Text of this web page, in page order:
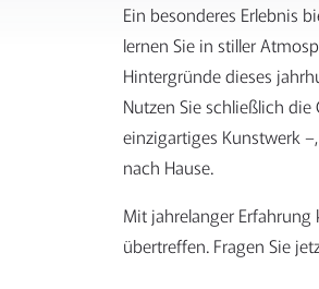
Ein besonderes Erlebnis
lernen Sie in stiller
Hintergründe dieses
Nutzen Sie schließlich
einzigartiges Kunstwerk
nach Hause.
Mit jahrelanger Erfahrung
übertreffen. Fragen Sie